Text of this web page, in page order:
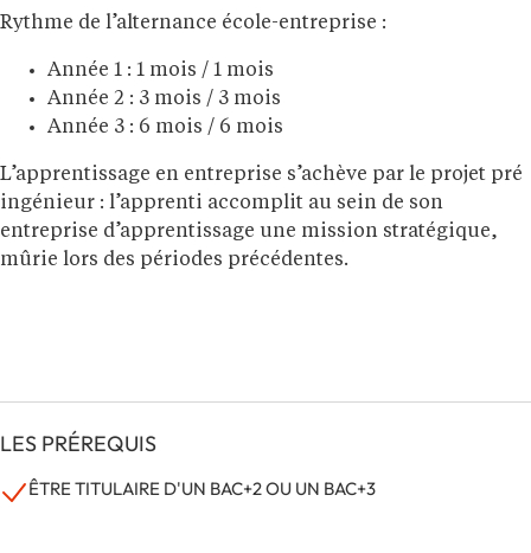
Rythme de l’alternance école-entreprise :
Année 1 : 1 mois / 1 mois
Année 2 : 3 mois / 3 mois
Année 3 : 6 mois / 6 mois
L’apprentissage en entreprise s’achève par le projet pré
ingénieur : l’apprenti accomplit au sein de son
entreprise d’apprentissage une mission stratégique,
mûrie lors des périodes précédentes.
LES PRÉREQUIS
ÊTRE TITULAIRE D'UN BAC+2 OU UN BAC+3